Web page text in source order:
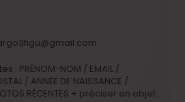
: PRÉNOM-NOM / EMAIL /
/ ANNÉE DE NAISSANCE /
RÉCENTES + préciser en objet